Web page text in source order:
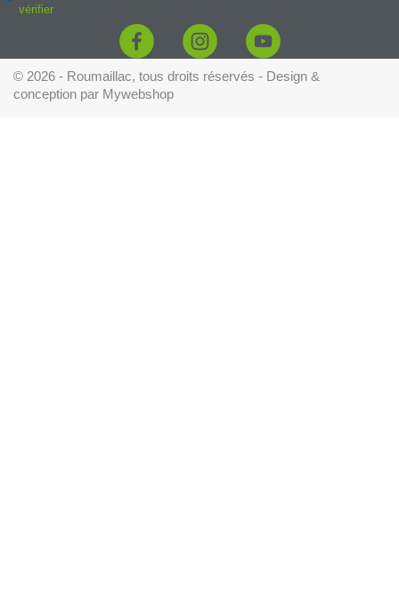
vérifier.
© 2026 - Roumaillac, tous droits réservés - Design &
conception par Mywebshop